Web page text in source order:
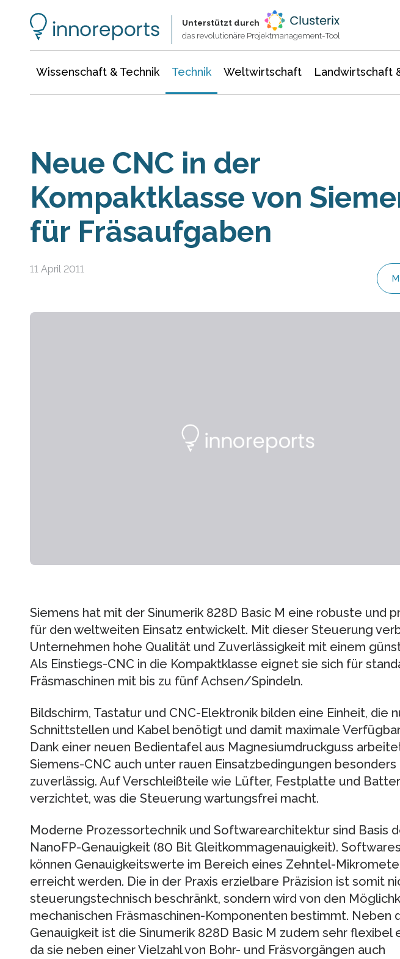
Unterstützt durch
das revolutionäre Projektmanagement-Tool
Wissenschaft & Technik Technik Weltwirtschaft Landwirtschaft
Neue CNC in der
Kompaktklasse von
für Fräsaufgaben
11 April 2011
Siemens hat mit der Sinumerik 828D Basic M eine robuste und
für den weltweiten Einsatz entwickelt. Mit dieser Steuerung
Unternehmen hohe Qualität und Zuverlässigkeit mit einem
Als Einstiegs-CNC in die Kompaktklasse eignet sie sich für
Fräsmaschinen mit bis zu fünf Achsen/Spindeln.
Bildschirm, Tastatur und CNC-Elektronik bilden eine Einheit, die
Schnittstellen und Kabel benötigt und damit maximale
Dank einer neuen Bedientafel aus Magnesiumdruckguss
Siemens-CNC auch unter rauen Einsatzbedingungen besonders
zuverlässig. Auf Verschleißteile wie Lüfter, Festplatte und
verzichtet, was die Steuerung wartungsfrei macht.
Moderne Prozessortechnik und Softwarearchitektur sind Basis
NanoFP-Genauigkeit (80 Bit Gleitkommagenauigkeit).
können Genauigkeitswerte im Bereich eines Zehntel-
erreicht werden. Die in der Praxis erzielbare Präzision ist somit
steuerungstechnisch beschränkt, sondern wird von den
mechanischen Fräsmaschinen-Komponenten bestimmt. Neben
Genauigkeit ist die Sinumerik 828D Basic M zudem sehr flexibel
da sie neben einer Vielzahl von Bohr- und Fräsvorgängen auch